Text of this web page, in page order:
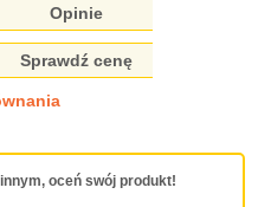
Opinie
Sprawdź cenę
oceń swój produkt!